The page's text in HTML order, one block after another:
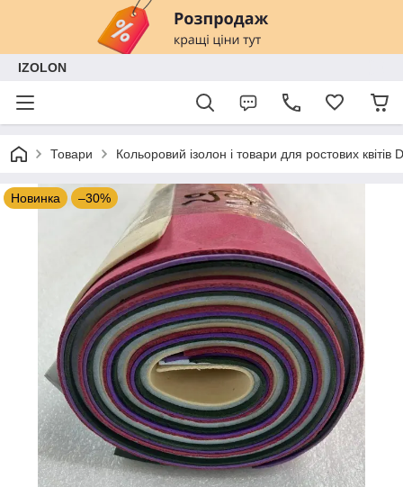
IZOLON
Товари Кольоровий ізолон і товари для ростових квітів
Новинка –30%